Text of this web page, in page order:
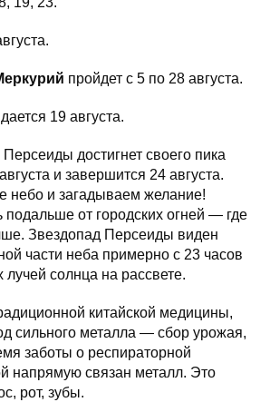
пройдет с 5 по 28 августа.
19 августа.
достигнет своего пика
и завершится 24 августа.
небо и загадываем желание!
от городских огней — где
Звездопад Персеиды виден
части неба примерно с 23 часов
солнца на рассвете.
китайской медицины,
сильного металла — сбор урожая,
заботы о респираторной
напрямую связан металл. Это
рот, зубы.